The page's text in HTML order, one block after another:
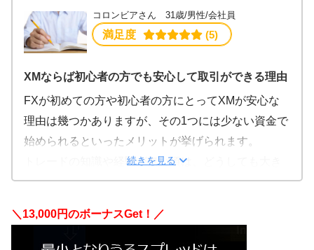
引き際が感じだと感じています。
プロのトレーダーさんは本当にすごなと日々感じて
います、
これだけで生活できている方を尊敬します。
開設してみて、使いにくかったら違うFX会社にすれ
ばいいと軽い気持ちで、人気順で選べば失敗も少な
いだろうと調べた中で、人気があったので、ココに
決めました。
口座開設には必要書類があれば、10分程度で終わり
ます。
身分証明書、直近のクレジットカードの請求書等今
の住所が分かるものが必要になってきます。
せん。
コロンビアさん 31歳/男性/会社員
満足度 (5)
XMならば初心者の方でも安心して取引ができる理由
FXが初めての方や初心者の方にとってXMが安心な
理由は幾つかありますが、その1つには少ない資金で
始められるといったメリットが挙げられます。
トレードの知識や経験が無い頃は、どうしても大き
な資金を用いることに抵抗を覚えてしまいます。
ドを開始できるんです！
更にレバレッジは最大で1,000倍。
続きを見る
＼13,000円のボーナスGet！／